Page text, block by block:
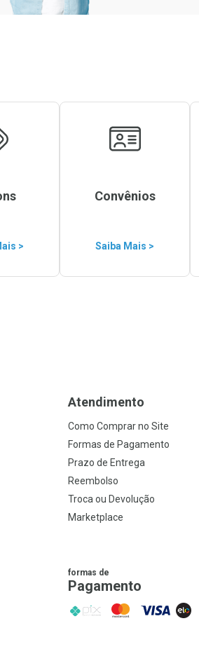
>
Convênios
Saiba Mais >
Atendimento
Como Comprar no Site
Formas de Pagamento
Prazo de Entrega
Reembolso
Troca ou Devolução
Marketplace
formas de
Pagamento
PIX MasterCard
VISA ELO